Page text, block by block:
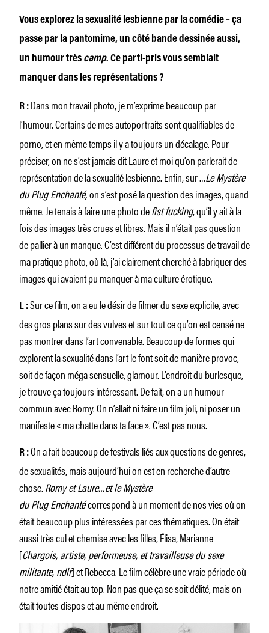
Vous explorez la sexualité lesbienne par la comédie – ça
passe par la pantomime, un côté bande dessinée aussi,
un humour très camp. Ce parti-pris vous semblait
manquer dans les représentations ?
R : Dans mon travail photo, je m’exprime beaucoup par
l’humour. Certains de mes autoportraits sontqualifiables de
porno, et en même temps il y a toujours un décalage. Pour
préciser, on ne s’est jamais dit Laure et moi qu’on parlerait de
représentation de la sexualité lesbienne. Enfin, sur …Le Mystère
du Plug Enchanté,on s’est posé la question des images, quand
même. Je tenais à faire une photo defist fucking, qu’il y ait à la
fois des images très crues et libres. Mais il n’était pas question
de pallier à un manque. C’est différent du processus de travail de
ma pratique photo, où là, j’ai clairement cherché à fabriquer des
images qui avaient pu manquer à ma culture érotique.
L :Sur ce film, on a eu le désir de filmer du sexe explicite, avec
des gros plans sur des vulves et sur tout ce qu’on est censé ne
pas montrer dans l’art convenable. Beaucoup de formes qui
explorent la sexualité dans l’art le font soit de manière provoc,
soit de façon méga sensuelle, glamour. L’endroit du burlesque,
je trouve ça toujours intéressant. De fait, on a un humour
commun avec Romy. On n’allait ni faire un film joli, ni poser un
manifeste « ma chatte dans ta face ». C’est pas nous.
R :On a fait beaucoup de festivals liés aux questions de genres,
de sexualités, mais aujourd’hui on est en recherche d’autre
chose.Romy et Laure…et le Mystère
du Plug Enchantécorrespond à un moment de nos vies où on
était beaucoup plus intéressées par ces thématiques. On était
aussi très cul et chemise avec les filles, Élisa, Marianne
[Chargois, artiste, performeuse, et travailleuse du sexe
militante, ndlr] et Rebecca. Le film célèbre une vraie période où
notre amitié était au top. Non pas que ça se soit délité, mais on
était toutes dispos et au même endroit.